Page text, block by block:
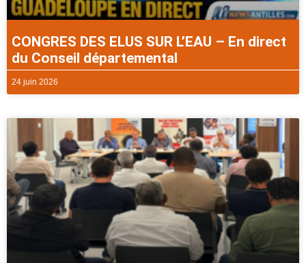
CONGRES DES ELUS SUR L’EAU – En direct
du Conseil départemental
24 juin 2026